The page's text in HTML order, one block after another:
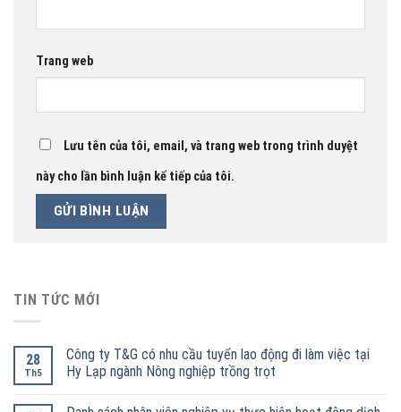
Trang web
Lưu tên của tôi, email, và trang web trong trình duyệt
này cho lần bình luận kế tiếp của tôi.
TIN TỨC MỚI
28
Th5
Công ty T&G có nhu cầu tuyển lao động đi làm việc tại
Hy Lạp ngành Nông nghiệp trồng trọt